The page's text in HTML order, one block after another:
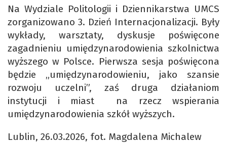
Na Wydziale Politologii i Dziennikarstwa UMCS
zorganizowano 3. Dzień Internacjonalizacji. Były
wykłady, warsztaty, dyskusje poświęcone
zagadnieniu umiędzynarodowienia szkolnictwa
wyższego w Polsce. Pierwsza sesja poświęcona
będzie „umiędzynarodowieniu, jako szansie
rozwoju uczelni”, zaś druga działaniom
instytucji i miast na rzecz wspierania
umiędzynarodowienia szkół wyższych.
Lublin, 26.03.2026, fot. Magdalena Michalew